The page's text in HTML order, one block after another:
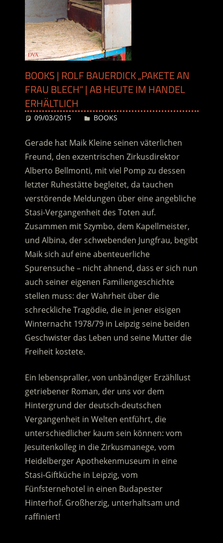
BOOKS | ROLF BAUERDICK „PAKETE AN
FRAU BLECH“ | AB HEUTE IM HANDEL
ERHÄLTLICH
09/03/2015 Desiree
BOOKS
Gerade hat Maik Kleine seinen väterlichen
Freund, den exzentrischen Zirkusdirektor
Alberto Bellmonti, mit viel Pomp zu dessen
letzter Ruhestätte begleitet, da tauchen
verstörende Meldungen über eine angebliche
Stasi-Vergangenheit des Toten auf.
Zusammen mit Szymbo, dem Kapellmeister,
und Albina, der schwebenden Jungfrau, begibt
Maik sich auf eine abenteuerliche
Spurensuche – nicht ahnend, dass er sich nun
auch seiner eigenen Familiengeschichte
stellen muss: der Wahrheit über die
schreckliche Tragödie, die in jener eisigen
Winternacht 1978/79 in Leipzig seine beiden
Geschwister das Leben und seine Mutter die
Freiheit kostete.
Ein lebenspraller, von unbändiger Erzähllust
getriebener Roman, der uns vor dem
Hintergrund der deutsch-deutschen
Vergangenheit in Welten entführt, die
unterschiedlicher kaum sein können: vom
Jesuitenkolleg in die Zirkusmanege, vom
Heidelberger Apothekenmuseum in eine
Stasi-Giftküche in Leipzig, vom
Fünfsternehotel in einen Budapester
Hinterhof. Großherzig, unterhaltsam und
raffiniert!